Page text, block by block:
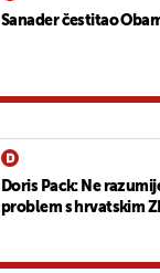
Sanader čestitao
Doris Pack: Ne
problem s hrvatskim